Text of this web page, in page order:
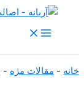
خانه - مقالات مژه -